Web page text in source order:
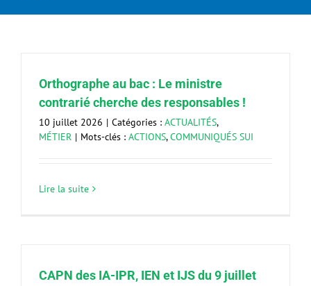
Orthographe au bac : Le ministre
contrarié cherche des responsables !
10 juillet 2026 | Catégories : ACTUALITÉS,
MÉTIER | Mots-clés : ACTIONS,COMMUNIQUÉS SUI
Lire la suite
CAPN des IA-IPR, IEN et IJS du 9 juillet